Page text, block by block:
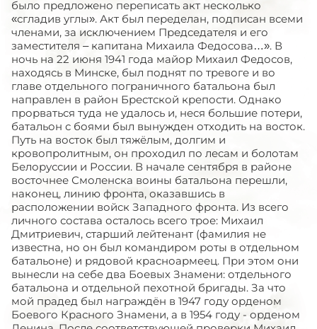
было предложено переписать акт несколько
«сгладив углы». Акт был переделан, подписан всеми
членами, за исключением Председателя и его
заместителя – капитана Михаила Федосова…». В
ночь на 22 июня 1941 года майор Михаил Федосов,
находясь в Минске, был поднят по тревоге и во
главе отдельного пограничного батальона был
направлен в район Брестской крепости. Однако
прорваться туда не удалось и, неся большие потери,
батальон с боями был вынужден отходить на восток.
Путь на восток был тяжёлым, долгим и
кровопролитным, он проходил по лесам и болотам
Белоруссии и России. В начале сентября в районе
восточнее Смоленска воины батальона перешли,
наконец, линию фронта, оказавшись в
расположении войск Западного фронта. Из всего
личного состава осталось всего трое: Михаил
Дмитриевич, старший лейтенант (фамилия не
известна, но он был командиром роты в отдельном
батальоне) и рядовой красноармеец. При этом они
вынесли на себе два Боевых Знамени: отдельного
батальона и отдельной пехотной бригады. За что
мой прадед был награждён в 1947 году орденом
Боевого Красного Знамени, а в 1954 году - орденом